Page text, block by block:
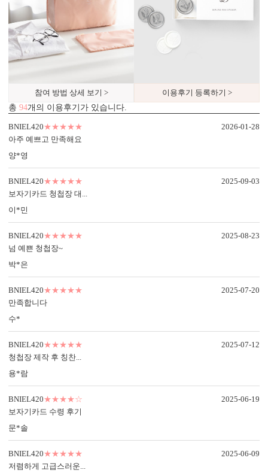
디자인형
신랑신부 이름, 예식일을 인쇄할
수 있습니다.
컬러 봉투
다양한 컬러 봉투가 준비되어 있습니다.
BNIEL420의 제작 공정
특별한 당신과의 만남을 준비하는
BNIEL420의 제작 공법을 확인하세요.
참여 방법 상세 보기 >
이용후기 등록하기 >
총 94개의 이용후기가 있습니다.
BNIEL420★★★★★
아주 예쁘고 만족해요
양*영
2026-01-28
BNIEL420★★★★★
보자기카드 청첩장 대...
이*민
2025-09-03
BNIEL420★★★★★
넘 예쁜 청첩장~
박*은
2025-08-23
BNIEL420★★★★★
만족합니다
수*
2025-07-20
BNIEL420★★★★★
청첩장 제작 후 칭찬...
용*람
2025-07-12
BNIEL420★★★★☆
보자기카드 수령 후기
문*솔
2025-06-19
BNIEL420★★★★★
저렴하게 고급스러운...
2025-06-09